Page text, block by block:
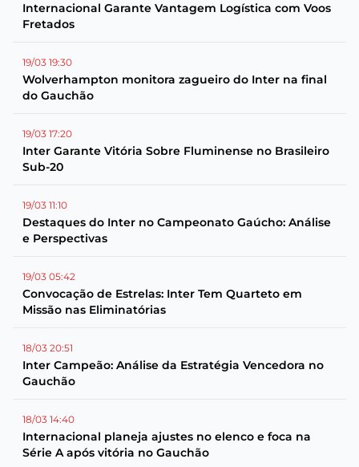
Internacional Garante Vantagem Logística com Voos
Fretados
19/03 19:30
Wolverhampton monitora zagueiro do Inter na final
do Gauchão
19/03 17:20
Inter Garante Vitória Sobre Fluminense no Brasileiro
Sub-20
19/03 11:10
Destaques do Inter no Campeonato Gaúcho: Análise
e Perspectivas
19/03 05:42
Convocação de Estrelas: Inter Tem Quarteto em
Missão nas Eliminatórias
18/03 20:51
Inter Campeão: Análise da Estratégia Vencedora no
Gauchão
18/03 14:40
Internacional planeja ajustes no elenco e foca na
Série A após vitória no Gauchão